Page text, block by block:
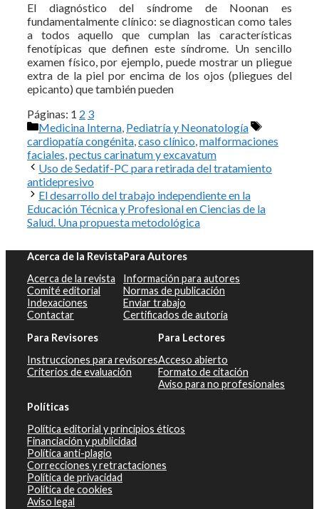
El diagnóstico del síndrome de Noonan es
fundamentalmente clínico: se diagnostican como tales
a todos aquello que cumplan las características
fenotípicas que definen este síndrome. Un sencillo
examen físico, por ejemplo, puede mostrar un pliegue
extra de la piel por encima de los ojos (pliegues del
epicanto) que también pueden
Páginas: 1 2 3
Categorías
Medicina Interna, Pediatría y Neonatología
Etiquetas
cardiopatía congénita,caso clínico,malformaciones
faciales,pectus carinatum y excavatum
Uso de Sedatif-PC para retirada del tratamiento
antidepresivo
El desarrollo del trabajo independiente en la
Educación Técnica y Profesional en Ciencias de la
Salud. Una propuesta metodológica
Acerca de la Revista
Acerca de la revista
Comité editorial
Indexaciones
Contactar
Para Autores
Información para autores
Normas de publicación
Enviar trabajo
Certificados de autoría
Para Revisores
Instrucciones para revisores
Criterios de evaluación
Para Lectores
Acceso abierto
Formato de citación
Aviso para no profesionales
Políticas
Política editorial y principios éticos
Financiación y publicidad
Política anti-plagio
Correcciones y retractaciones
Política de privacidad
Política de cookies
Aviso legal